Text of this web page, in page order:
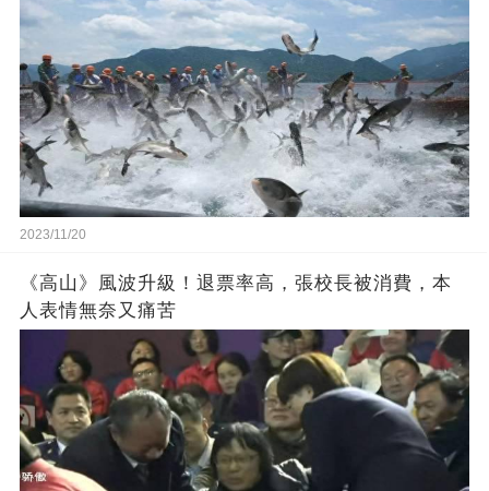
2023/11/20
《高山》風波升級！退票率高，張校長被消費，本
人表情無奈又痛苦